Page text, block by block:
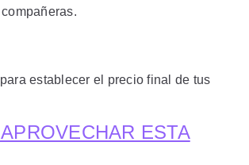
establecer el precio final de tus
ESTA